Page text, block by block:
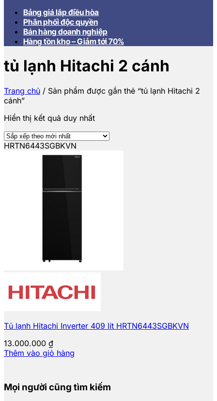
Bảng giá lắp điều hòa
Phân phối độc quyền
Bán hàng doanh nghiệp
Hàng tồn kho – Giảm tới 70%
tủ lạnh Hitachi 2 cánh
Trang chủ / Sản phẩm được gắn thẻ “tủ lạnh Hitachi 2
cánh”
Hiển thị kết quả duy nhất
HRTN6443SGBKVN
Tủ lạnh Hitachi Inverter 409 lít HRTN6443SGBKVN
13.000.000 ₫
Thêm vào giỏ hàng
Mọi người cũng tìm kiếm